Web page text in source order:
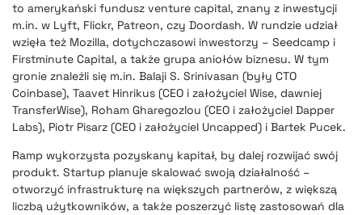
to amerykański fundusz venture capital, znany z inwestycji
m.in. w Lyft, Flickr, Patreon, czy Doordash. W rundzie udział
wzięła też Mozilla, dotychczasowi inwestorzy – Seedcamp i
Firstminute Capital, a także grupa aniołów biznesu. W tym
gronie znaleźli się m.in. Balaji S. Srinivasan (były CTO
Coinbase), Taavet Hinrikus (CEO i założyciel Wise, dawniej
TransferWise), Roham Gharegozlou (CEO i założyciel Dapper
Labs), Piotr Pisarz (CEO i założyciel Uncapped) i Bartek Pucek.
Ramp wykorzysta pozyskany kapitał, by dalej rozwijać swój
produkt. Startup planuje skalować swoją działalność –
otworzyć infrastrukturę na większych partnerów, z większą
liczbą użytkowników, a także poszerzyć listę zastosowań dla